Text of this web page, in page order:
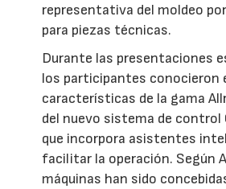
representativa del moldeo
para piezas técnicas.
Durante las presentaciones
los participantes conocieron
características de la gama
del nuevo sistema de
que incorpora asistentes
facilitar la operación. Según
máquinas han sido